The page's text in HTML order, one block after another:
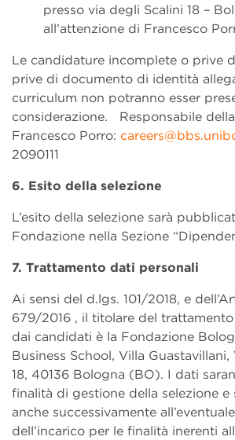
presso via degli Scalini 18 –
all’attenzione di Francesco
Le candidature incomplete o prive
prive di documento di identità
curriculum non potranno esser
considerazione. Responsabile
Francesco Porro:
2090111
6. Esito della selezione
L’esito della selezione sarà
Fondazione nella Sezione
7. Trattamento dati personali
Ai sensi del d.lgs. 101/2018, e
679/2016 , il titolare del
dai candidati è la Fondazione
Business School, Villa
18, 40136 Bologna (BO). I dati
finalità di gestione della selezione e
anche successivamente
dell’incarico per le finalità inerenti